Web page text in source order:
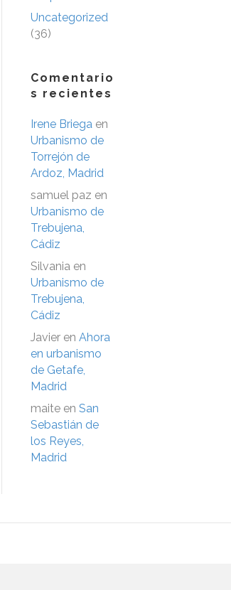
Uncategorized
(36)
Comentario
s recientes
Irene Briega en
Urbanismo de
Torrejón de
Ardoz, Madrid
samuel paz en
Urbanismo de
Trebujena,
Cádiz
Silvania en
Urbanismo de
Trebujena,
Cádiz
Javier en Ahora
en urbanismo
de Getafe,
Madrid
maite en San
Sebastián de
los Reyes,
Madrid